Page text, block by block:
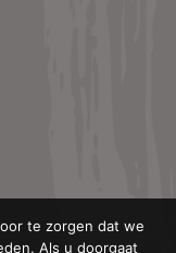
te zorgen dat we
Als u doorgaat